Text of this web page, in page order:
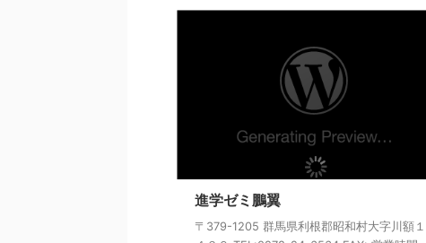
進学ゼミ鵬翼
〒379-1205 群馬県利根郡昭和村大字川額１